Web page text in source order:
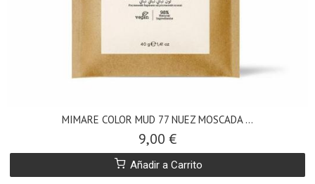
MIMARE COLOR MUD 77 NUEZ MOSCADA ...
9,00 €
Añadir a Carrito